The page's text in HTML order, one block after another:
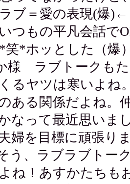
ブ＝愛の表現(爆
つもの平凡会話で
笑*ホッとした（爆
様 ラブトークも
るヤツは寒いよ
ある関係だよね。
なって最近思いま
婦を目標に頑張り
う、ラブラブトー
ね！あすかたちも